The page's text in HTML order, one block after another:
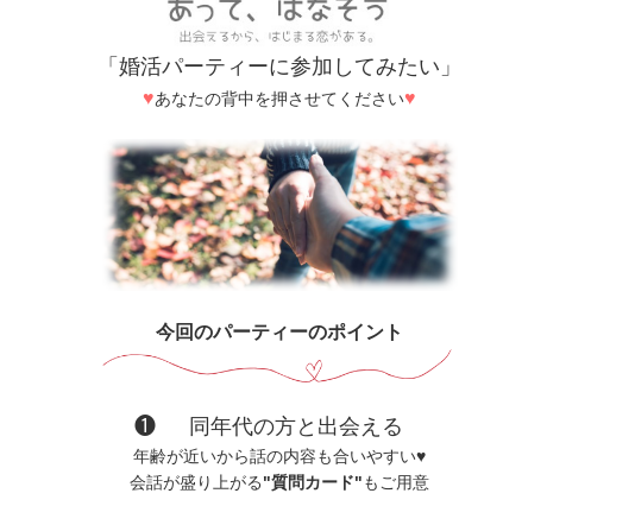
「婚活パーティーに参加してみたい」
♥あなたの背中を押させてください♥
今回のパーティーのポイント
❶ 同年代の方と出会える
年齢が近いから話の内容も合いやすい♥
会話が盛り上がる"質問カード"もご用意